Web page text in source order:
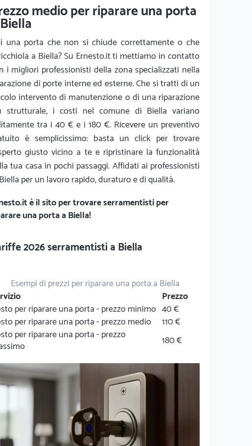
medio per riparare una porta
una porta che non si chiude correttamente o che
a Biella? Su Ernesto.it ti mettiamo in contatto
i migliori professionisti della zona specializzati nella
di porte interne ed esterne. Che si tratti di un
intervento di manutenzione o di una riparazione
strutturale, i costi nel comune di Biella variano
tra i 40 € e i 180 €. Ricevere un preventivo
è semplicissimo: basta un click per trovare
giusto vicino a te e ripristinare la funzionalità
tua casa in pochi passaggi. Affidati ai professionisti
per un lavoro rapido, duraturo e di qualità.
è il sito per trovare serramentisti per
una porta a Biella!
2026 serramentisti a Biella
Esempi di prezzi per riparare una porta a Biella
Prezzo
per riparare una porta - prezzo minimo 40 €
per riparare una porta - prezzo medio
110 €
per riparare una porta - prezzo
180 €